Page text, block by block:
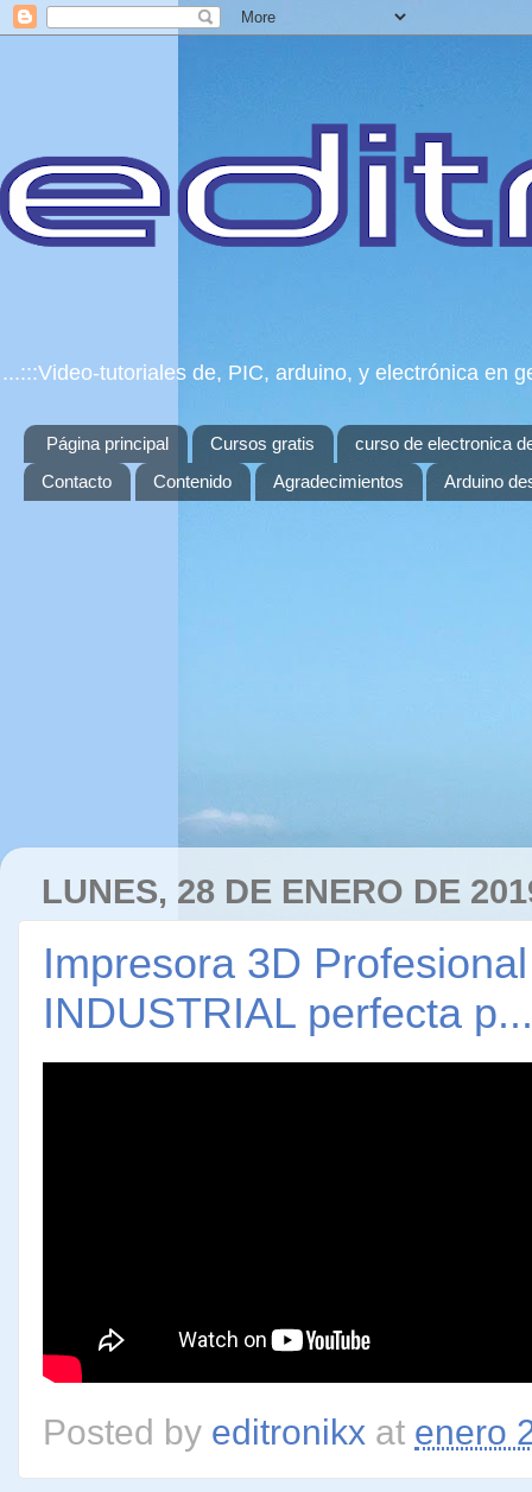
...:::Video-tutoriales de, PIC, arduino, y electrónica en
Página principal Cursos gratis
curso de electronica
Contacto
Contenido Agradecimientos Arduino
LUNES, 28 DE ENERO DE
Impresora 3D
INDUSTRIAL perfecta p...
Posted by editronikx at enero